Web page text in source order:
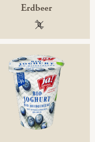
Erdbeer
100 %